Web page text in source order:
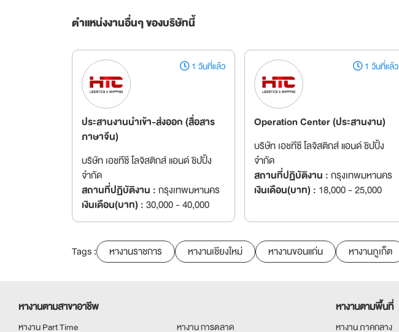
ตำแหน่งงานอื่นๆ ของบริษัทนี้
1 วันที่แล้ว
ประสานงานนำเข้า-ส่งออก (สื่อสาร
ภาษาจีน)
บริษัท เอชทีซี โลจิสติกส์ แอนด์ ชิปปิ้ง
จำกัด
สถานที่ปฏิบัติงาน :กรุงเทพมหานคร
เงินเดือน(บาท) :30,000 - 40,000
1 วันที่แล้ว
Operation Center (ประสานงาน)
บริษัท เอชทีซี โลจิสติกส์ แอนด์ ชิปปิ้ง
จำกัด
สถานที่ปฏิบัติงาน :กรุงเทพมหานคร
เงินเดือน(บาท) : 18,000 - 25,000
Tags : หางานราชการ หางานเชียงใหม่ หางานขอนแก่น หางานภูเก็ต
หางานตามสาขาอาชีพ
หางาน Part Time หางาน การตลาด
หางานตามพื้นที่
หางาน ภาคกลาง